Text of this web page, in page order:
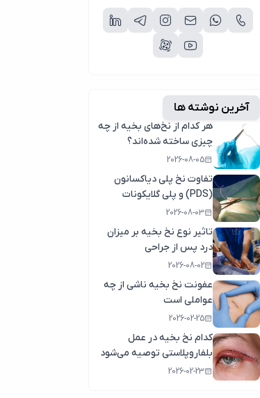
آخرین نوشته ها
هر کدام از نخ‌های بخیه از چه
چیزی ساخته شده‌اند؟
2026-08-05
تفاوت نخ پلی دیاکسانون
(PDS) و پلی گلایکونات
(مکسون)
2026-08-03
تاثیر نوع نخ بخیه بر میزان
درد پس از جراحی
2026-08-02
عفونت نخ بخیه ناشی از چه
عواملی است
2026-02-25
کدام نخ بخیه در عمل
بلفاروپلاستی توصیه می‌شود
2026-02-23